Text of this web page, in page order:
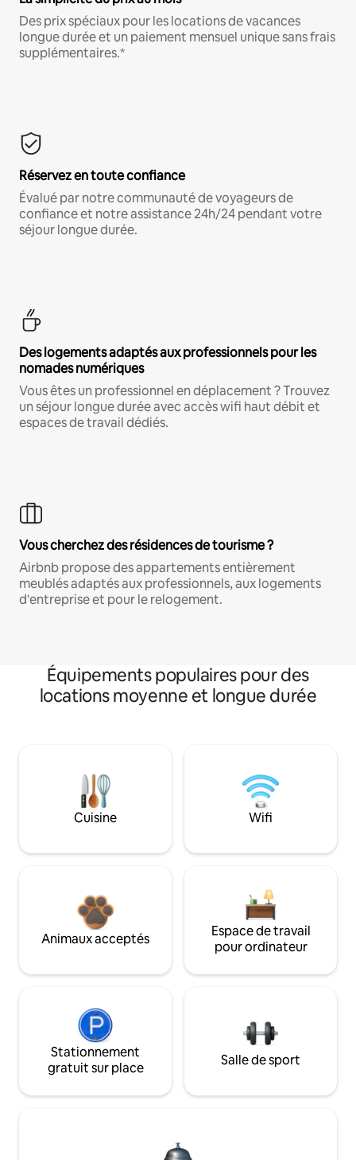
Des prix spéciaux pour les locations de vacances
longue durée et un paiement mensuel unique sans frais
supplémentaires.*
Réservez en toute confiance
Évalué par notre communauté de voyageurs de
confiance et notre assistance 24h/24 pendant votre
séjour longue durée.
Des logements adaptés aux professionnels pour les
nomades numériques
Vous êtes un professionnel en déplacement ? Trouvez
un séjour longue durée avec accès wifi haut débit et
espaces de travail dédiés.
Vous cherchez des résidences de tourisme ?
Airbnb propose des appartements entièrement
meublés adaptés aux professionnels, aux logements
d'entreprise et pour le relogement.
Équipements populaires pour des
locations moyenne et longue durée
Cuisine Wifi
Animaux acceptés
Espace de travail
pour ordinateur
Stationnement
gratuit sur place
Salle de sport